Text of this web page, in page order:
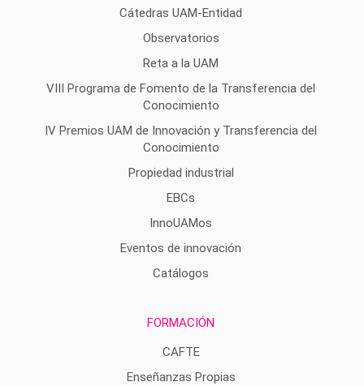
Cátedras UAM-Entidad
Observatorios
Reta a la UAM
VIII Programa de Fomento de la Transferencia del
Conocimiento
IV Premios UAM de Innovación y Transferencia del
Conocimiento
Propiedad industrial
EBCs
InnoUAMos
Eventos de innovación
Catálogos
FORMACIÓN
CAFTE
Enseñanzas Propias